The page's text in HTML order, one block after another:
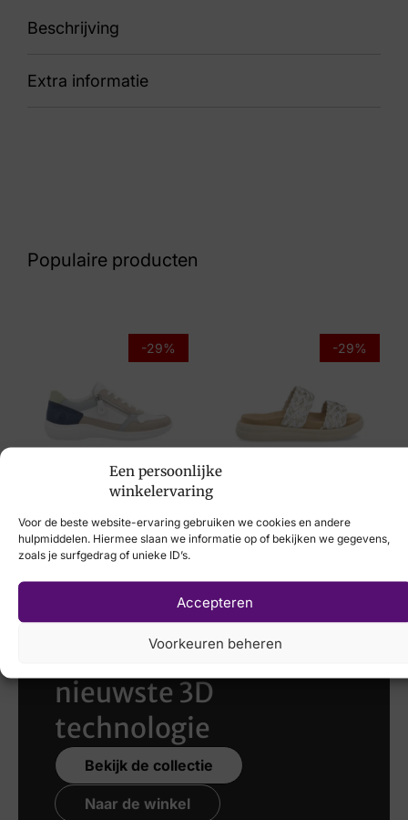
Een persoonlijke
winkelervaring
Voor de beste website-ervaring gebruiken we cookies en andere
hulpmiddelen. Hiermee slaan we informatie op of bekijken we gegevens,
zoals je surfgedrag of unieke ID’s.
Accepteren
Voorkeuren beheren
Beschrijving
91 02640 – 834108 Grenada Rose
Extra informatie
Artikelnummer
02640 – 834108 Grenada Rose
Populaire producten
-29%
59,95
-29%
Remonte
Laat uw voeten
scannen met de
nieuwste 3D
technologie
Bekijk de collectie
Naar de winkel